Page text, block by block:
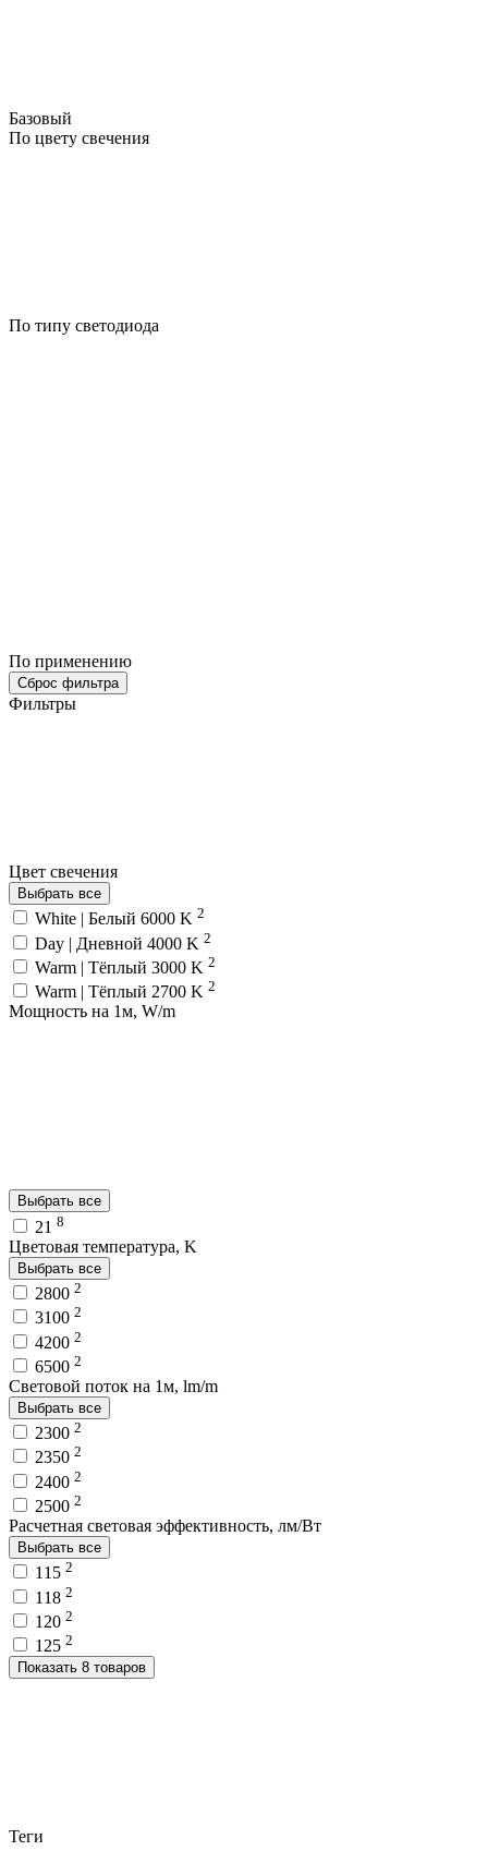
Базовый
По цвету свечения
По типу светодиода
По применению
Сброс фильтра
Фильтры
Цвет свечения
Выбрать все
White | Белый 6000 K 2
Day | Дневной 4000 K 2
Warm | Тёплый 3000 K 2
Warm | Тёплый 2700 K 2
Мощность на 1м, W/m
Выбрать все
21 8
Цветовая температура, K
Выбрать все
2800 2
3100 2
4200 2
6500 2
Световой поток на 1м, lm/m
Выбрать все
2300 2
2350 2
2400 2
2500 2
Расчетная световая эффективность, лм/Вт
Выбрать все
115 2
118 2
120 2
125 2
Показать 8 товаров
Теги